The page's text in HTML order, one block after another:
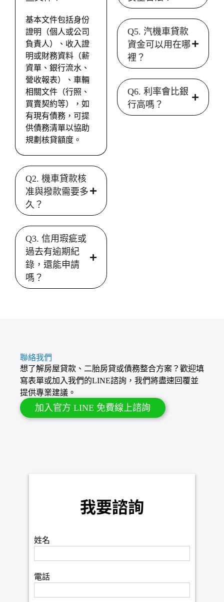
基本文件包括身份
證明（個人或公司
負責人）、收入證
明或財務資料（薪
資單、銀行流水、
營收報表）、車輛
相關文件（行照、
買賣契約等），如
有現有債務，可提
供債務清單以協助
規劃核貸額度。
Q2. 機車貸款核
准與撥款需要多
久？
Q3. 信用瑕疵或
過去有逾期紀
錄，還能申請
嗎？
Q5. 汽機車貸款
資金可以用在哪
裡？
Q6. 利率會比銀
行高嗎？
聯絡我們
想了解房屋貸款、二胎房貸或債務整合方案？歡迎填
寫表單或加入我們的LINE諮詢，我們將盡速回覆並
提供專業建議。
加入官方 LINE 免費線上諮詢